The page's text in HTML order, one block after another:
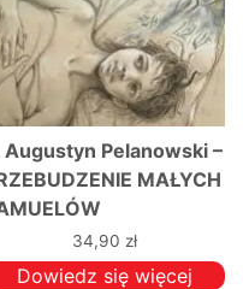
Augustyn Pelanowski –
MAŁYCH
34,90 zł
Dowiedz się więcej